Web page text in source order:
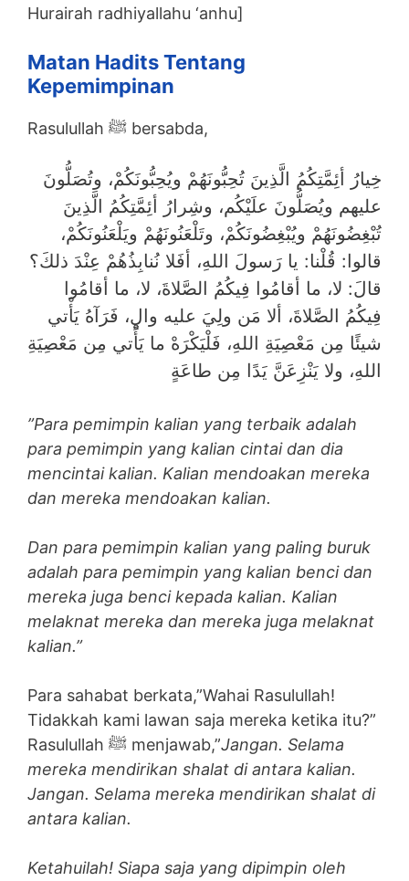
Hurairah radhiyallahu ‘anhu]
Matan Hadits Tentang
Kepemimpinan
Rasulullah ﷺ bersabda,
عليهم ويُصَلُّونَ علَيْكُم، وشِرارُ أئِمَّتِكُمُ الَّذِينَ
تُبْغِضُونَهُمْ ويُبْغِضُونَكُمْ، وتَلْعَنُونَهُمْ ويَلْعَنُونَكُمْ،
قالوا: قُلْنا: يا رَسولَ اللهِ، أفَلا نُنابِذُهُمْ عِنْدَ ذلكَ؟
قالَ: لا، ما أقامُوا فِيكُمُ الصَّلاةَ، لا، ما أقامُوا
فِيكُمُ الصَّلاةَ، ألا مَن ولِيَ عليه والٍ، فَرَآهُ يَأْتي
شيئًا مِن مَعْصِيَةِ اللهِ، فَلْيَكْرَهْ ما يَأْتي مِن مَعْصِيَةِ
اللهِ، ولا يَنْزِعَنَّ يَدًا مِن طاعَةٍ
”Para pemimpin kalian yang terbaik adalah
para pemimpin yang kalian cintai dan dia
mencintai kalian. Kalian mendoakan mereka
dan mereka mendoakan kalian.
Dan para pemimpin kalian yang paling buruk
adalah para pemimpin yang kalian benci dan
mereka juga benci kepada kalian. Kalian
melaknat mereka dan mereka juga melaknat
kalian.”
Para sahabat berkata,”Wahai Rasulullah!
Tidakkah kami lawan saja mereka ketika itu?”
Rasulullah ﷺ menjawab,”Jangan. Selama
mereka mendirikan shalat di antara kalian.
Jangan. Selama mereka mendirikan shalat di
antara kalian.
Ketahuilah! Siapa saja yang dipimpin oleh